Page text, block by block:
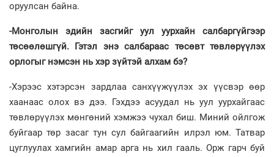
оруулсан байна.
-Монголын эдийн засгийг уул уурхайн салбаргүйгээр
төсөөлөшгүй. Гэтэл энэ салбараас төсөвт төвлөрүүлэх
орлогыг нэмсэн нь хэр зүйтэй алхам бэ?
-Хэрээс хэтэрсэн зардлаа санхүүжүүлэх эх үүсвэр өөр
хаанаас олох вэ дээ. Гэхдээ асуудал нь уул уурхайгаас
төвлөрүүлэх мөнгөний хэмжээ чухал биш. Миний ойлгож
буйгаар төр засаг тун сул байгаагийн илрэл юм. Татвар
цуглуулах хамгийн амар арга нь хил гааль. Орж гарч буй